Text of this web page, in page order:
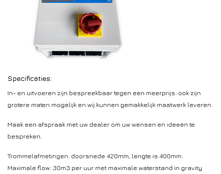
Specificaties:
In- en uitvoeren zijn bespreekbaar tegen een meerprijs. ook zijn
grotere maten mogelijk en wij kunnen gemakkelijk maatwerk leveren.
Maak een afspraak met uw dealer om uw wensen en ideeën te
bespreken.
Trommelafmetingen: doorsnede 420mm, lengte is 400mm.
Maximale flow: 30m3 per uur met maximale waterstand in gravity